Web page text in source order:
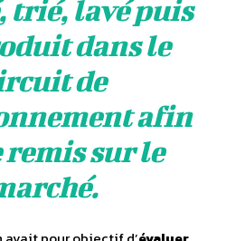
trié, lavé puis
dans le
de
afin
remis sur le